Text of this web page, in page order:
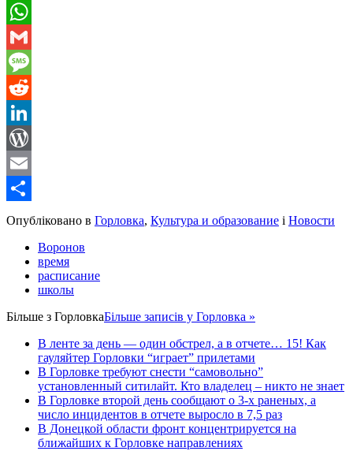
Telegram
WhatsApp
Gmail
Message
Reddit
LinkedIn
WordPress
Email
Share
Опубліковано в Горловка, Культура и образование і Новости
Воронов
время
расписание
школы
Більше з ГорловкаБільше записів у Горловка »
В ленте за день — один обстрел, а в отчете… 15! Как
гауляйтер Горловки “играет” прилетами
В Горловке требуют снести “самовольно”
установленный ситилайт. Кто владелец – никто не знает
В Горловке второй день сообщают о 3-х раненых, а
число инцидентов в отчете выросло в 7,5 раз
В Донецкой области фронт концентрируется на
ближайших к Горловке направлениях